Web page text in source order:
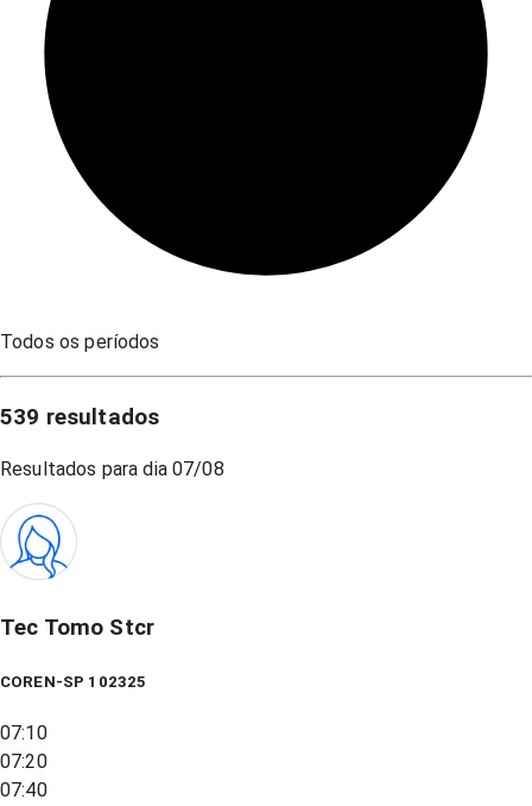
Todos os períodos
539 resultados
Resultados para dia 07/08
Tec Tomo Stcr
COREN-SP 102325
07:10
07:20
07:40